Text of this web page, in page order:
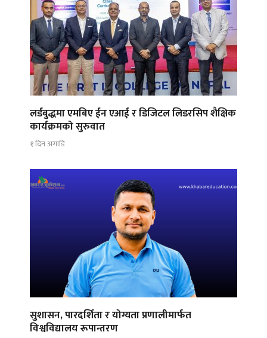
लर्डबुद्धमा एमबिए ईन एआई र डिजिटल लिडरसिप शैक्षिक
कार्यक्रमको सुरुवात
१ दिन अगाडि
सुशासन, पारदर्शिता र योग्यता प्रणालीमार्फत
विश्वविद्यालय रूपान्तरण